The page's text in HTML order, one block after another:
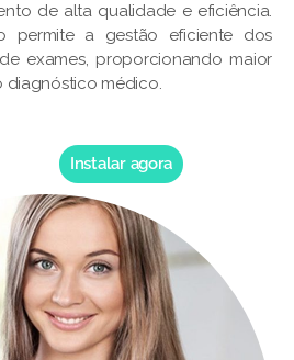
de alta qualidade e eficiência.
permite a gestão eficiente dos
exames, proporcionando maior
diagnóstico médico.
Instalar agora